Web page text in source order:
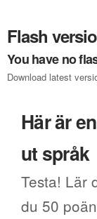
Flash
You have no
Download latest
Här är
ut språk
Testa! Lär
du 50